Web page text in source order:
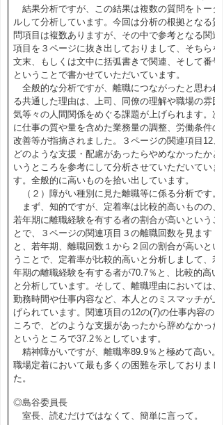
結果分析ですが、この結果は複数の質問をトータ
ルして分析しています。今回は分析の根拠となる質
問項目は複数ありますが、その中で参考となる関連
項目を３ページに抜き出しておりまして、そちらを
文末、もしくは文中に括弧書きで関連、そして番号
ということで書かせていただいています。
全般的な分析ですが、離職につながったと思われ
る共通した理由は、上司、同僚の理解や職場の雰囲
気等々の人間関係をめぐる課題が上げられます。次
に仕事の質や量を含めた業務量の調整、労働条件の
改善等が指摘されました。３ページの関連項目12、
どのような支援・配慮があったらやめなかったかと
いうところを参考にして分析させていただいていま
す。全般的に高いものを拾い出しています。
（２）障がい種別に見た離職等に係る分析です。
まず、知的ですが、定着率は比較的高いものの、
若年期に離職経験を有する者の割合が高いというこ
とで、３ページの関連項目３の離職回数を見ます
と、若年期、離職回数１から２回の割合が高いとい
うことで、定着率が比較的高いと分析しまして、若
年期の離職経験を有する者が70.7％と、比較的高い
と分析しています。そして、離職理由においては、
勤務時間や仕事内容など、本人とのミスマッチが上
げられています。関連項目の12の(7)の仕事内容のと
ころで、どのような支援があったから辞めなかった
というところで37.2％としています。
精神障がいですが、離職率89.9％と極めて高い。
職場定着において最も多くの困難を示しておりまし
た。
◎島谷委員長
室長、読むだけではなくて、簡単に言って。